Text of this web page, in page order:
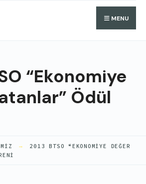
MENU
“Ekonomiye
Ödül
2013 BTSO “EKONOMIYE DEĞER
Search